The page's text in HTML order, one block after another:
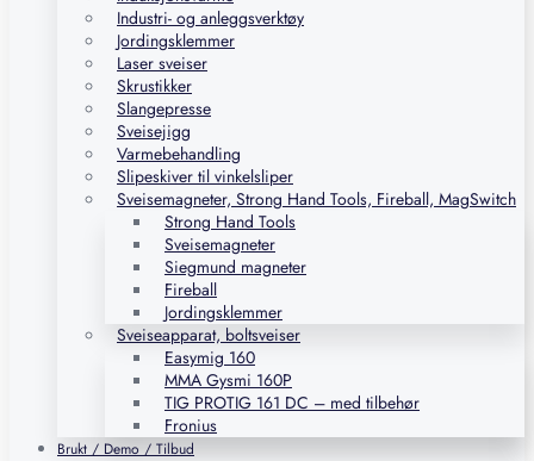
Industri- og anleggsverktøy
Jordingsklemmer
Laser sveiser
Skrustikker
Slangepresse
Sveisejigg
Varmebehandling
Slipeskiver til vinkelsliper
Sveisemagneter, Strong Hand Tools, Fireball, MagSwitch
Strong Hand Tools
Sveisemagneter
Siegmund magneter
Fireball
Jordingsklemmer
Sveiseapparat, boltsveiser
Easymig 160
MMA Gysmi 160P
TIG PROTIG 161 DC – med tilbehør
Fronius
Brukt / Demo / Tilbud